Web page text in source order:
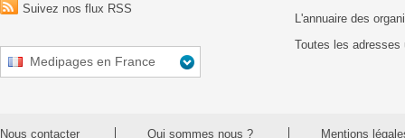
Suivez nos flux RSS
Medipages en France
L'annuaire des
Toutes les adresses
Nous contacter Qui sommes nous ? Mentions